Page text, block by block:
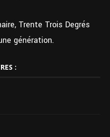
Trente Trois Degrés
génération.
: